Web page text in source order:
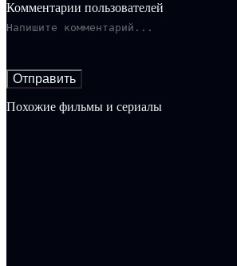
Комментарии пользователей
Отправить
Похожие фильмы и сериалы